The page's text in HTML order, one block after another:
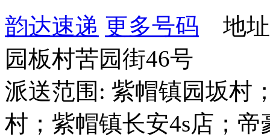
韵达速递 更多号码 地址
园板村苦园街46号
派送范围: 紫帽镇园坂村
村；紫帽镇长安4s店；